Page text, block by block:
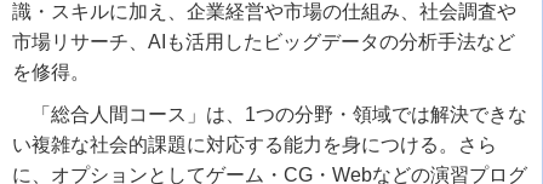
識・スキルに加え、企業経営や市場の仕組み、社会調査や
市場リサーチ、AIも活用したビッグデータの分析手法など
を修得。
「総合人間コース」は、1つの分野・領域では解決できな
い複雑な社会的課題に対応する能力を身につける。さら
に、オプションとしてゲーム・CG・Webなどの演習プログ